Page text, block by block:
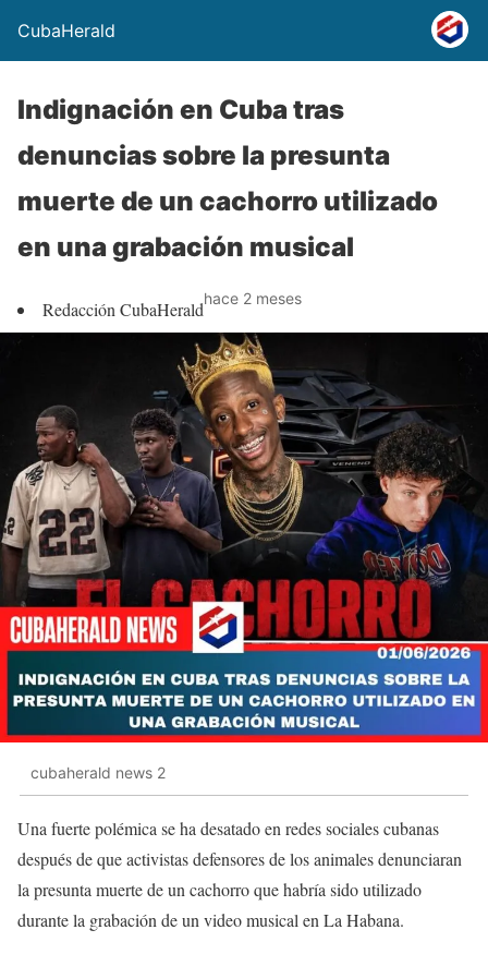
CubaHerald
Indignación en Cuba tras
denuncias sobre la presunta
muerte de un cachorro utilizado
en una grabación musical
Redacción CubaHeraldhace 2 meses
cubaherald news 2
Una fuerte polémica se ha desatado en redes sociales cubanas
después de que activistas defensores de los animales denunciaran
la presunta muerte de un cachorro que habría sido utilizado
durante la grabación de un video musical en La Habana.